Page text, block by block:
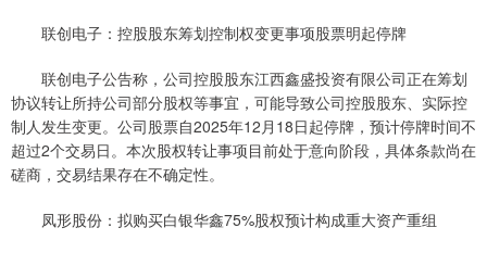
联创电子：控股股东筹划控制权变更事项股票明起停牌
联创电子公告称，公司控股股东江西鑫盛投资有限公司正在筹划
协议转让所持公司部分股权等事宜，可能导致公司控股股东、实际控
制人发生变更。公司股票自2025年12月18日起停牌，预计停牌时间不
超过2个交易日。本次股权转让事项目前处于意向阶段，具体条款尚在
磋商，交易结果存在不确定性。
凤形股份：拟购买白银华鑫75%股权预计构成重大资产重组